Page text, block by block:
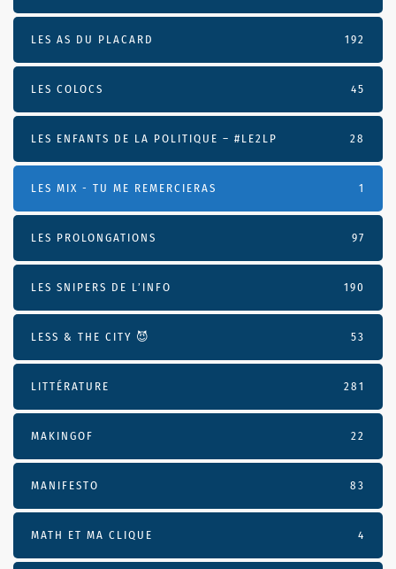
LES AS DU PLACARD 192
LES COLOCS 45
LES ENFANTS DE LA POLITIQUE – #LE2LP 28
LES MIX - TU ME REMERCIERAS 1
LES PROLONGATIONS 97
LES SNIPERS DE L’INFO 190
LESS & THE CITY 😈 53
LITTÉRATURE 281
MAKINGOF 22
MANIFESTO 83
MATH ET MA CLIQUE 4